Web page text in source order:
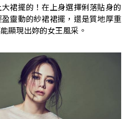
裙擺的！在上身選擇俐落貼身的
靈動的紗裙裙擺，還是質地厚重
顯現出妳的女王風采。